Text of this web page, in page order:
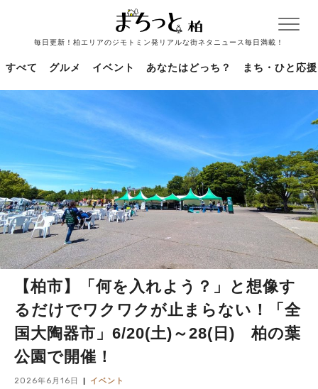
毎日更新！柏エリアのジモトミン発リアルな街ネタニュース毎日満載！
すべて グルメ イベント あなたはどっち？ まち・ひと応援
【柏市】「何を入れよう？」と想像す
るだけでワクワクが止まらない！「全
国大陶器市」6/20(土)～28(日) 柏の葉
公園で開催！
2026年6月16日 イベント